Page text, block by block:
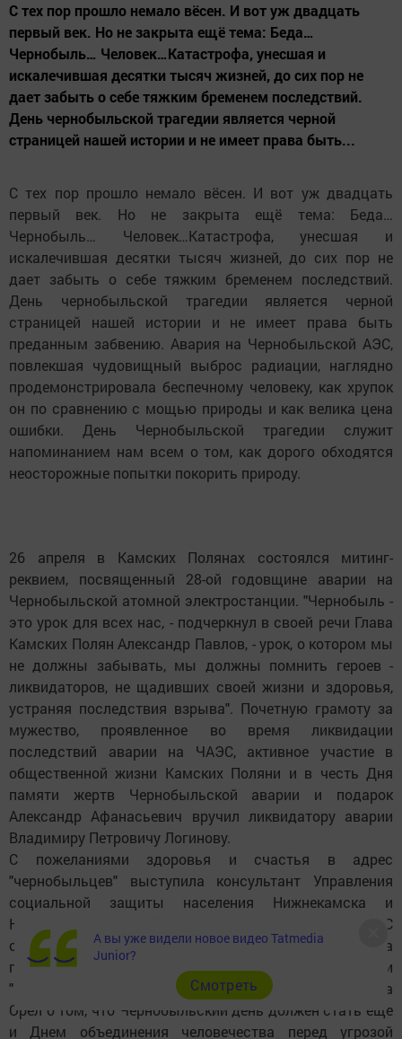
С тех пор прошло немало вёсен. И вот уж двадцать
первый век. Но не закрыта ещё тема: Беда…
Чернобыль… Человек…Катастрофа, унесшая и
искалечившая десятки тысяч жизней, до сих пор не
дает забыть о себе тяжким бременем последствий.
День чернобыльской трагедии является черной
страницей нашей истории и не имеет права быть...
С тех пор прошло немало вёсен. И вот уж двадцать
первый век. Но не закрыта ещё тема: Беда…
Чернобыль… Человек…Катастрофа, унесшая и
искалечившая десятки тысяч жизней, до сих пор не
дает забыть о себе тяжким бременем последствий.
День чернобыльской трагедии является черной
страницей нашей истории и не имеет права быть
преданным забвению. Авария на Чернобыльской АЭС,
повлекшая чудовищный выброс радиации, наглядно
продемонстрировала беспечному человеку, как хрупок
он по сравнению с мощью природы и как велика цена
ошибки. День Чернобыльской трагедии служит
напоминанием нам всем о том, как дорого обходятся
неосторожные попытки покорить природу.
26 апреля в Камских Полянах состоялся митинг-
реквием, посвященный 28-ой годовщине аварии на
Чернобыльской атомной электростанции. "Чернобыль -
это урок для всех нас, - подчеркнул в своей речи Глава
Камских Полян Александр Павлов, - урок, о котором мы
не должны забывать, мы должны помнить героев -
ликвидаторов, не щадивших своей жизни и здоровья,
устраняя последствия взрыва". Почетную грамоту за
мужество, проявленное во время ликвидации
последствий аварии на ЧАЭС, активное участие в
общественной жизни Камских Поляни и в честь Дня
памяти жертв Чернобыльской аварии и подарок
Александр Афанасьевич вручил ликвидатору аварии
Владимиру Петровичу Логинову.
С пожеланиями здоровья и счастья в адрес
"чернобыльцев" выступила консультант Управления
социальной защиты населения Нижнекамска и
Нижнекамского района Лилия Шарифуллина. С
обращением ко всем камполянцам выступила
председатель общественной организации
"Благотворительный фонд "Чернобыль - Кама" Татьяна
Орел о том, что Чернобыльский день должен стать еще
и Днем объединения человечества перед угрозой
А вы уже видели новое видео Tatmedia
Junior?
Cмотреть